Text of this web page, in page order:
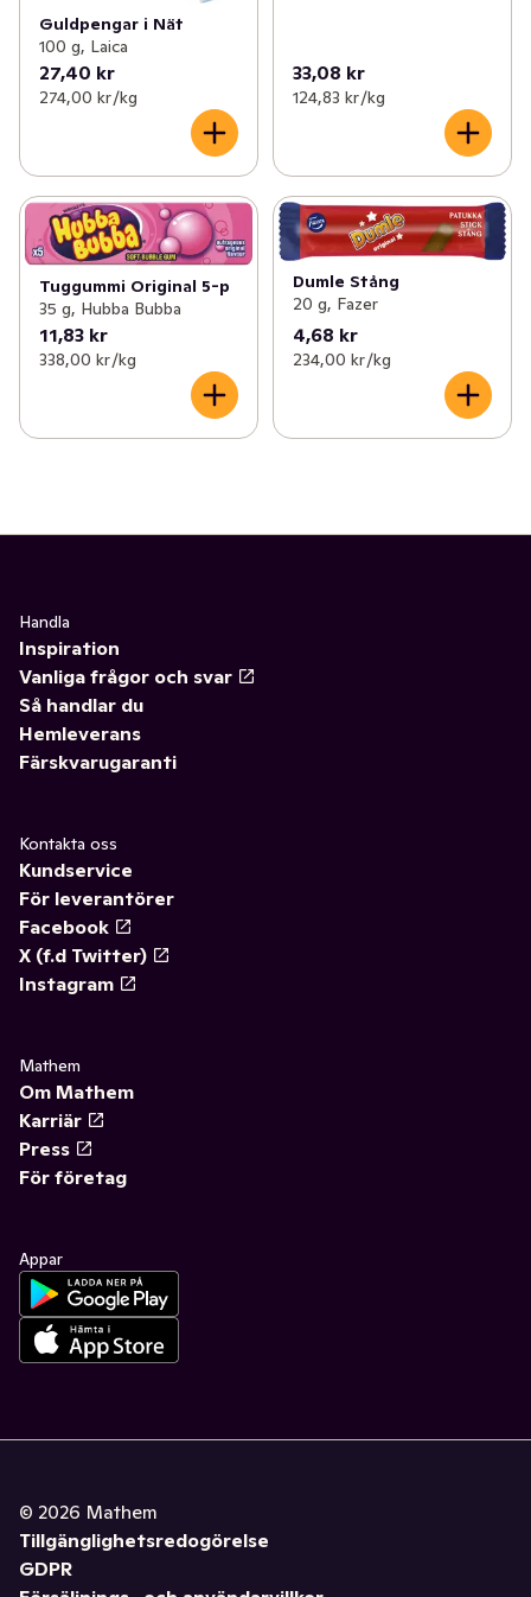
Guldpengar i Nät
100 g, Laica
27,40 kr
274,00 kr /kg
33,08 kr
124,83 kr /kg
Tuggummi Original 5-p
35 g, Hubba Bubba
11,83 kr
338,00 kr /kg
Dumle Stång
20 g, Fazer
4,68 kr
234,00 kr /kg
Handla
Inspiration
Vanliga frågor och svar
Så handlar du
Hemleverans
Färskvarugaranti
Kontakta oss
Kundservice
För leverantörer
Facebook
X (f.d Twitter)
Instagram
Mathem
Om Mathem
Karriär
Press
För företag
Appar
© 2026 Mathem
Tillgänglighetsredogörelse
GDPR